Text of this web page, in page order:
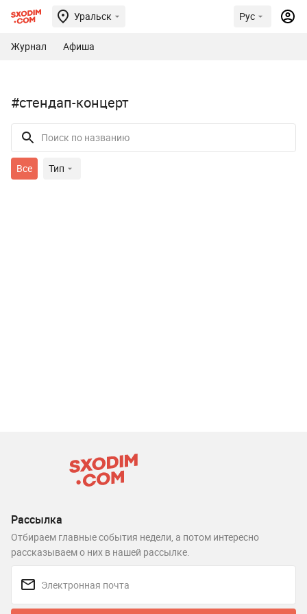
Уральск Рус
Журнал Афиша
#стендап-концерт
Все Тип
Рассылка
Отбираем главные события недели, а потом интересно
рассказываем о них в нашей рассылке.